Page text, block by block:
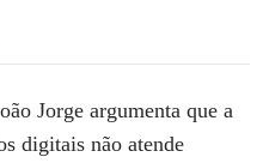
Jorge argumenta que a
digitais não atende